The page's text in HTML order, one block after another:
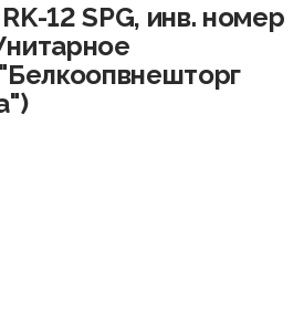
12 SPG, инв. номер